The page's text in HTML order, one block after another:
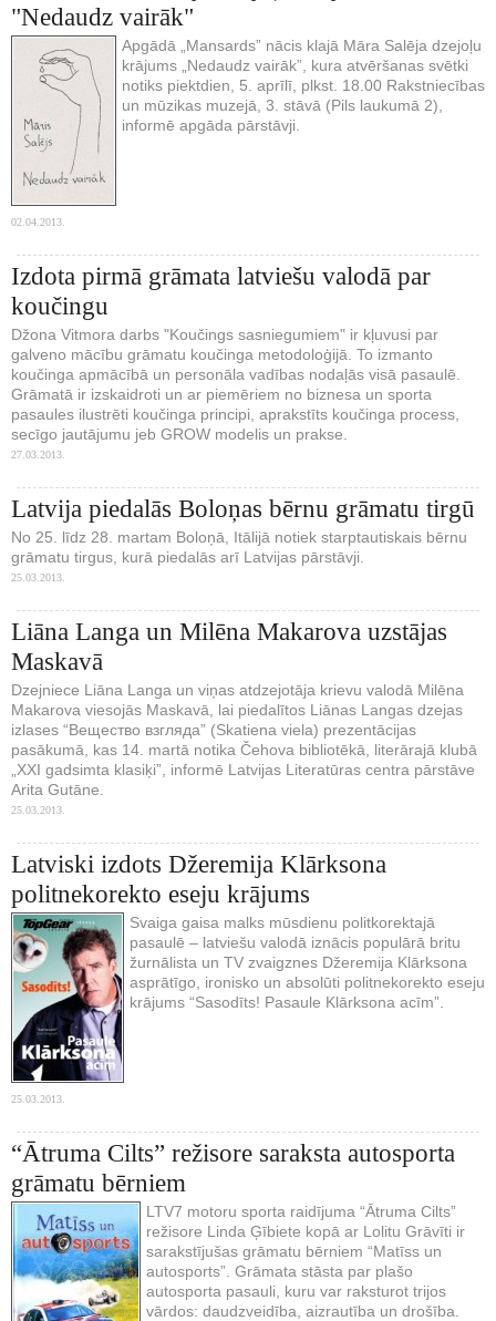
"Nedaudz vairāk"
Apgādā „Mansards” nācis klajā Māra Salēja dzejoļu
krājums „Nedaudz vairāk”, kura atvēršanas svētki
notiks piektdien, 5. aprīlī, plkst. 18.00 Rakstniecības
un mūzikas muzejā, 3. stāvā (Pils laukumā 2),
informē apgāda pārstāvji.
02.04.2013.
Izdota pirmā grāmata latviešu valodā par
koučingu
Džona Vitmora darbs "Koučings sasniegumiem" ir kļuvusi par
galveno mācību grāmatu koučinga metodoloģijā. To izmanto
koučinga apmācībā un personāla vadības nodaļās visā pasaulē.
Grāmatā ir izskaidroti un ar piemēriem no biznesa un sporta
pasaules ilustrēti koučinga principi, aprakstīts koučinga process,
secīgo jautājumu jeb GROW modelis un prakse.
27.03.2013.
Latvija piedalās Boloņas bērnu grāmatu tirgū
No 25. līdz 28. martam Boloņā, Itālijā notiek starptautiskais bērnu
grāmatu tirgus, kurā piedalās arī Latvijas pārstāvji.
25.03.2013.
Liāna Langa un Milēna Makarova uzstājas
Maskavā
Dzejniece Liāna Langa un viņas atdzejotāja krievu valodā Milēna
Makarova viesojās Maskavā, lai piedalītos Liānas Langas dzejas
izlases “Bещество взгляда” (Skatiena viela) prezentācijas
pasākumā, kas 14. martā notika Čehova bibliotēkā, literārajā klubā
„XXI gadsimta klasiķi”, informē Latvijas Literatūras centra pārstāve
Arita Gutāne.
25.03.2013.
Latviski izdots Džeremija Klārksona
politnekorekto eseju krājums
Svaiga gaisa malks mūsdienu politkorektajā
pasaulē – latviešu valodā iznācis populārā britu
žurnālista un TV zvaigznes Džeremija Klārksona
asprātīgo, ironisko un absolūti politnekorekto eseju
krājums “Sasodīts! Pasaule Klārksona acīm”.
25.03.2013.
“Ātruma Cilts” režisore saraksta autosporta
grāmatu bērniem
LTV7 motoru sporta raidījuma “Ātruma Cilts”
režisore Linda Ģībiete kopā ar Lolitu Grāvīti ir
sarakstījušas grāmatu bērniem “Matīss un
autosports”. Grāmata stāsta par plašo
autosporta pasauli, kuru var raksturot trijos
vārdos: daudzveidība, aizrautība un drošība.